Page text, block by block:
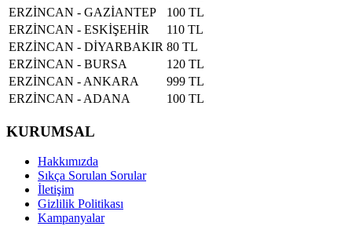
ERZİNCAN - GAZİANTEP
100 TL
ERZİNCAN - ESKİŞEHİR
110 TL
ERZİNCAN - DİYARBAKIR 80 TL
ERZİNCAN - BURSA
120 TL
ERZİNCAN - ANKARA
999 TL
ERZİNCAN - ADANA
100 TL
KURUMSAL
Hakkımızda
Sıkça Sorulan Sorular
İletişim
Gizlilik Politikası
Kampanyalar